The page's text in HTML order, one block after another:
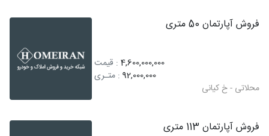
فروش آپارتمان 50 متری
4,600,000,000 : قیمت
92,000,000 : متـری
محلاتی - خ کیانی
فروش آپارتمان 113 متری